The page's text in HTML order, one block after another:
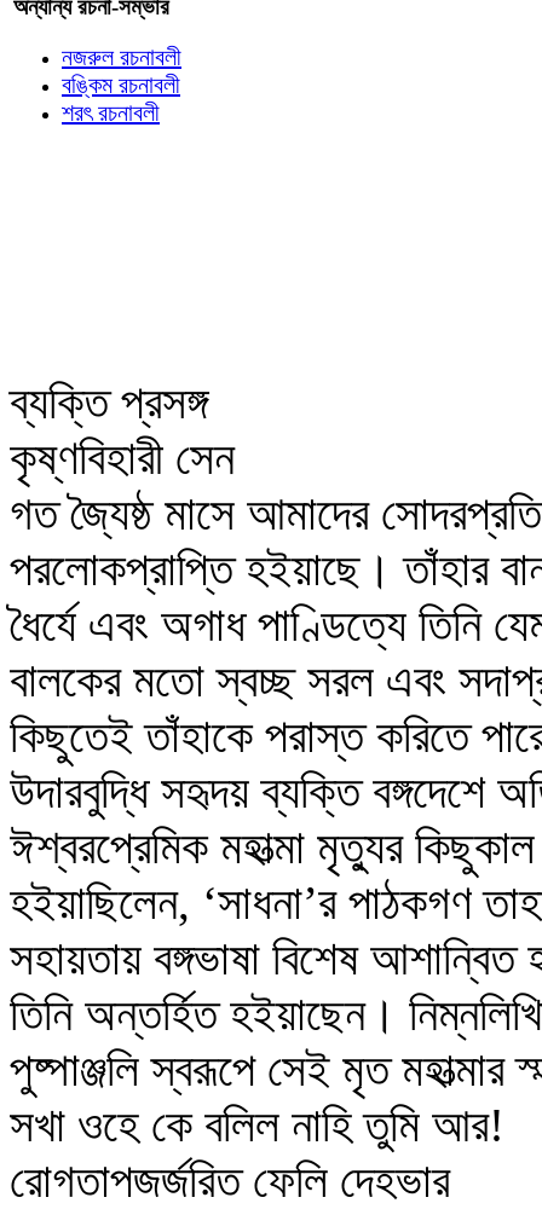
অন্যান্য রচনা-সম্ভার
নজরুল রচনাবলী
বঙ্কিম রচনাবলী
শরৎ রচনাবলী
ব্যক্তি প্রসঙ্গ
কৃষ্ণবিহারী সেন
গত জ্যৈষ্ঠ মাসে আমাদের
পরলোকপ্রাপ্তি হইয়াছে। তাঁহার
ধৈর্যে এবং অগাধ পাণ্ডিত্যে তিনি
বালকের মতো স্বচ্ছ সরল এবং
কিছুতেই তাঁহাকে পরাস্ত করিতে
উদারবুদ্ধি সহৃদয় ব্যক্তি বঙ্গদেশে
ঈশ্বরপ্রেমিক মহাত্মা মৃত্যুর কিছুকাল
হইয়াছিলেন, ‘সাধনা’র পাঠকগণ
সহায়তায় বঙ্গভাষা বিশেষ
তিনি অন্তর্হিত হইয়াছেন।
পুষ্পাঞ্জলি স্বরূপে সেই মৃত মহাত্মার
সখা ওহে কে বলিল নাহি তুমি আর!
রোগতাপজর্জরিত ফেলি দেহভার